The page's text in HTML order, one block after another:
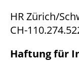
HR Zürich/
CH-
Haftung für